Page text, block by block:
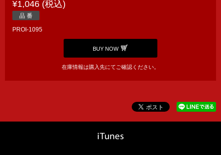
¥1,046 (税込)
品 番
PROI-1095
BUY NOW
在庫情報は購入先にてご確認ください。